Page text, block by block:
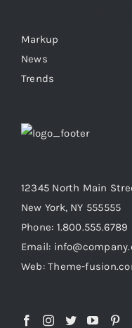
Markup
News
Trends
12345 North Main
New York, NY 555555
Phone: 1.800.555.6789
Email:
Web: Theme-